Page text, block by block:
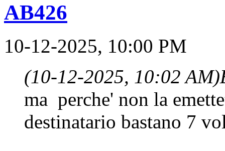
AB426
10-12-2025, 10:00 PM
(10-12-2025, 10:02 AM)
ma perche' non la
destinatario bastano 7